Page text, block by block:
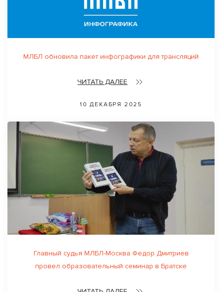
МЛБЛ обновила пакет инфографики для трансляций
ЧИТАТЬ ДАЛЕЕ
10 ДЕКАБРЯ 2025
Главный судья МЛБЛ-Москва Федор Дмитриев
провел образовательный семинар в Братске